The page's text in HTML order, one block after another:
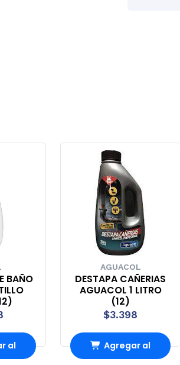
BAÑO
al
AGUACOL
DESTAPA CAÑERIAS
AGUACOL 1 LITRO
(12)
$3.398
Agregar al